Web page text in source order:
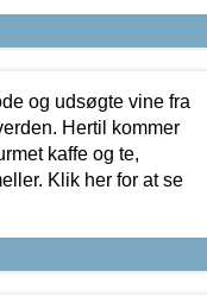
og udsøgte vine fra
Hertil kommer
kaffe og te,
Klik her for at se